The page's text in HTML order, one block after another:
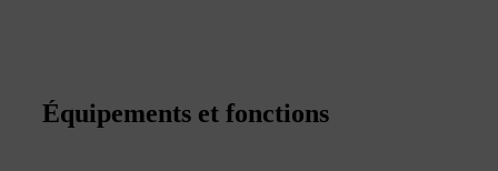
Équipements et fonctions